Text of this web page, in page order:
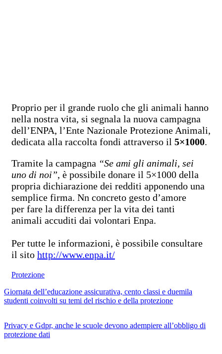
Proprio per il grande ruolo che gli animali hanno
nella nostra vita, si segnala la nuova campagna
dell’ENPA, l’Ente Nazionale Protezione Animali,
dedicata alla raccolta fondi attraverso il 5×1000.
Tramite la campagna “Se ami gli animali, sei
uno di noi”, è possibile donare il 5×1000 della
propria dichiarazione dei redditi apponendo una
semplice firma. Nn concreto gesto d’amore
per fare la differenza per la vita dei tanti
animali accuditi dai volontari Enpa.
Per tutte le informazioni, è possibile consultare
il sito http://www.enpa.it/
Protezione
Giornata dell’educazione assicurativa, cento classi e duemila
studenti coinvolti su temi del rischio e della protezione
Privacy e Gdpr, anche le scuole devono adempiere all’obbligo di
protezione dati